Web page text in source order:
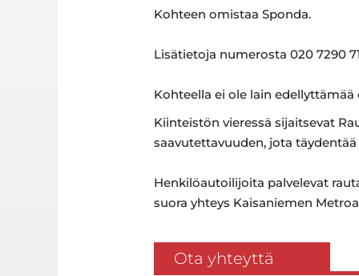
Kohteen omistaa Sponda.
Lisätietoja numerosta 020 7290
Kohteella ei ole lain
Kiinteistön vieressä sijaitsevat
saavutettavuuden, jota
Henkilöautoilijoita palvelevat
suora yhteys Kaisaniemen
Ota yhteyttä